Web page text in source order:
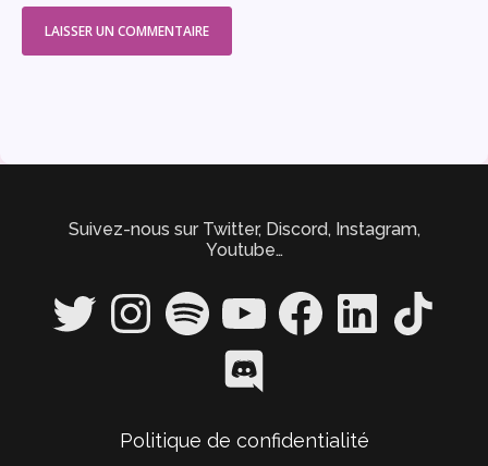
Suivez-nous sur Twitter, Discord, Instagram,
Youtube…
Twitter InstagramSpotify YouTube FacebookLinkedIn TikTok
Discord
Politique de confidentialité